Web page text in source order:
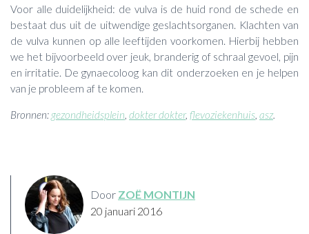
Voor alle duidelijkheid: de vulva is de huid rond de schede en
bestaat dus uit de uitwendige geslachtsorganen. Klachten van
de vulva kunnen op alle leeftijden voorkomen. Hierbij hebben
we het bijvoorbeeld over jeuk, branderig of schraal gevoel, pijn
en irritatie. De gynaecoloog kan dit onderzoeken en je helpen
van je probleem af te komen.
Bronnen: gezondheidsplein, dokter dokter, flevoziekenhuis, asz.
Door ZOË MONTIJN
20 januari 2016